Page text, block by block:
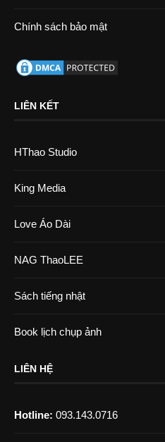
Chính sách bảo mật
LIÊN KẾT
HThao Studio
King Media
Love Áo Dài
NAG ThaoLEE
Sách tiếng nhật
Book lịch chụp ảnh
LIÊN HỆ
Hotline: 093.143.0716